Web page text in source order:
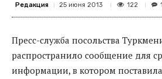
Редакция 25 июня 2013 122
Пресс-служба посольства
распространило сообщение для
информации, в котором